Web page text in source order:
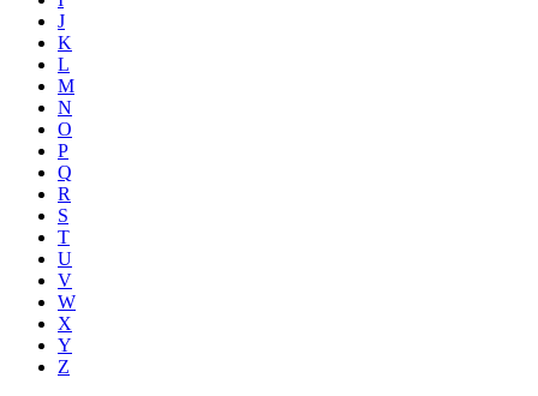
J
K
L
M
N
O
P
Q
R
S
T
U
V
W
X
Y
Z